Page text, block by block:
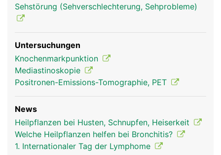
Thymusdrüse Frau
Sehstörung (Sehverschlechterung, Sehprobleme)
Untersuchungen
Knochenmarkpunktion
Mediastinoskopie
Positronen-Emissions-Tomographie, PET
News
Heilpflanzen bei Husten, Schnupfen, Heiserkeit
Welche Heilpflanzen helfen bei Bronchitis?
1. Internationaler Tag der Lymphome